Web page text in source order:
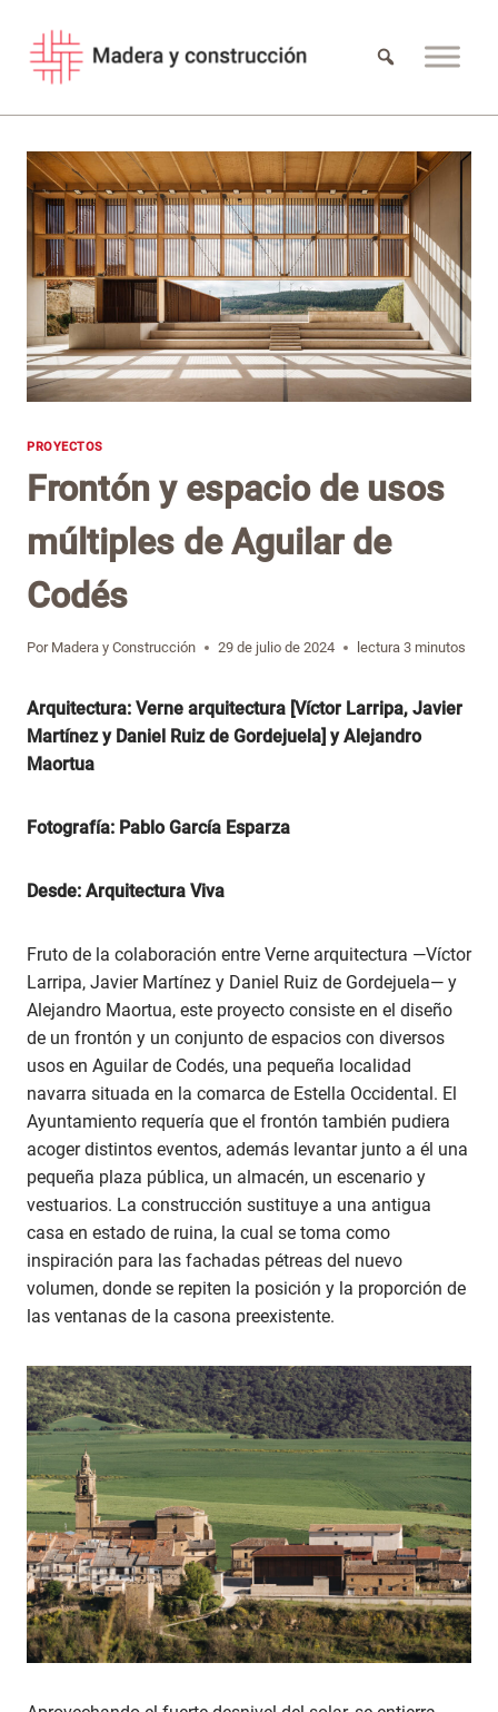
contenido
PROYECTOS
Frontón y espacio de usos
múltiples de Aguilar de
Codés
Por Madera y Construcción 29 de julio de 2024 lectura 3 minutos
Arquitectura: Verne arquitectura [Víctor Larripa, Javier
Martínez y Daniel Ruiz de Gordejuela] y Alejandro
Maortua
Fotografía: Pablo García Esparza
Desde: Arquitectura Viva
Fruto de la colaboración entre Verne arquitectura —Víctor
Larripa, Javier Martínez y Daniel Ruiz de Gordejuela— y
Alejandro Maortua, este proyecto consiste en el diseño
de un frontón y un conjunto de espacios con diversos
usos en Aguilar de Codés, una pequeña localidad
navarra situada en la comarca de Estella Occidental. El
Ayuntamiento requería que el frontón también pudiera
acoger distintos eventos, además levantar junto a él una
pequeña plaza pública, un almacén, un escenario y
vestuarios. La construcción sustituye a una antigua
casa en estado de ruina, la cual se toma como
inspiración para las fachadas pétreas del nuevo
volumen, donde se repiten la posición y la proporción de
las ventanas de la casona preexistente.